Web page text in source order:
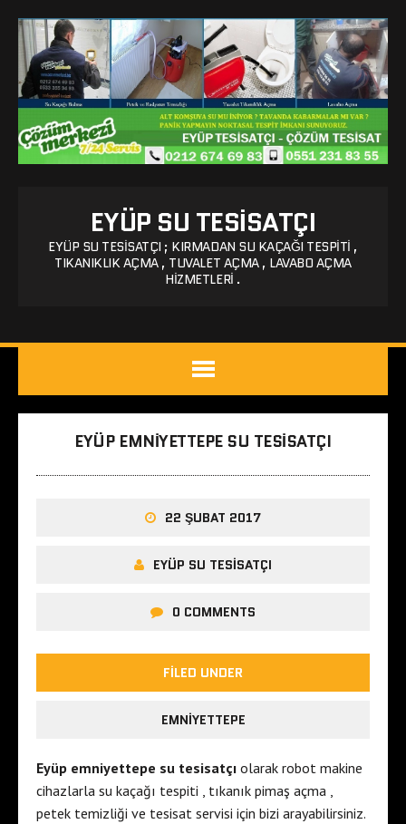
EYÜP SU TESISATÇI
EYÜP SU TESISATÇI ; KIRMADAN SU KAÇAĞI TESPITI ,
TIKANIKLIK AÇMA , TUVALET AÇMA , LAVABO AÇMA
HIZMETLERI .
EYÜP EMNIYETTEPE SU TESISATÇI
22 ŞUBAT 2017
EYÜP SU TESISATÇI
0 COMMENTS
FILED UNDER
EMNIYETTEPE
Eyüp emniyettepe su tesisatçı olarak robot makine
cihazlarla su kaçağı tespiti , tıkanık pimaş açma ,
petek temizliği ve tesisat servisi için bizi arayabilirsiniz.